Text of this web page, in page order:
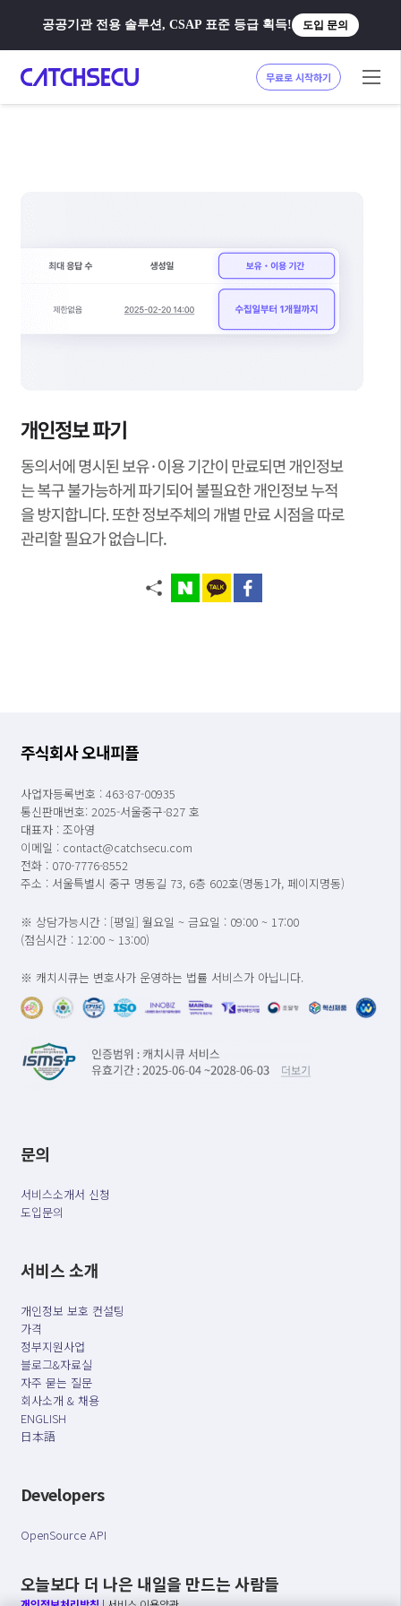
공공기관 전용 솔루션, CSAP 표준 등급 획득! 도입 문의
무료로 시작하기
주식회사 오내피플
사업자등록번호 : 463-87-00935
통신판매번호: 2025-서울중구-827 호
대표자 : 조아영
이메일 : contact@catchsecu.com
전화 : 070-7776-8552
주소 : 서울특별시 중구 명동길 73, 6층 602호(명동1가, 페이지명동)
※ 상담가능시간 : [평일] 월요일 ~ 금요일 : 09:00 ~ 17:00
(점심시간 : 12:00 ~ 13:00)
※ 캐치시큐는 변호사가 운영하는 법률 서비스가 아닙니다.
문의
서비스소개서 신청
도입문의
서비스 소개
개인정보 보호 컨설팅
가격
정부지원사업
블로그&자료실
자주 묻는 질문
회사소개 & 채용
ENGLISH
日本語
Developers
OpenSource API
오늘보다 더 나은 내일을 만드는 사람들